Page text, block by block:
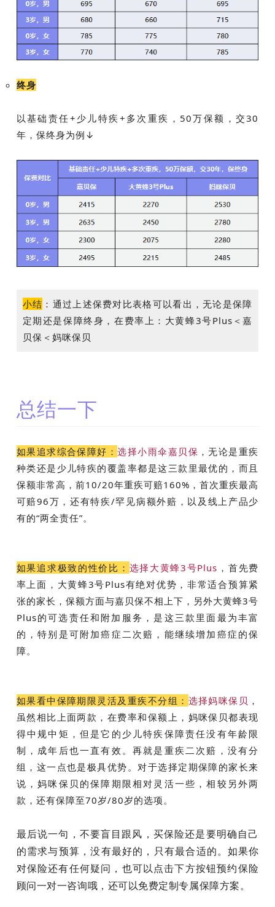
终身
以基础责任+少儿特疾+多次重疾，50万保额，交30
年，保终身为例↓
小结 ： 通过上述保费对比表格可以看出，无论是保障
定期还是保障终身，在费率上：大黄蜂3号Plus＜嘉
贝保＜妈咪保贝
总结一下
如果追求综合保障好：选择小雨伞嘉贝保 ，无论是重疾
种类还是少儿特疾的覆盖率都是这三款里最优的，而且
保额非常高，前10/20年重疾可赔160%，首次重疾最高
可赔96万，还有特疾/罕见病额外赔，以及线上产品少
有的“两全责任”。
如果追求极致的性价比： 选择大黄蜂3号Plus ，首先费
率上面，大黄蜂3号Plus有绝对优势，非常适合预算紧
张的家长，保额方面与嘉贝保不相上下，另外大黄蜂3号
Plus的可选责任和附加服务，是这三款里面最为丰富
的，特别是可附加癌症二次赔，能继续增加癌症的保
障。
如果看中保障期限灵活及重疾不分组： 选择妈咪保贝 ，
虽然相比上面两款，在费率和保额上，妈咪保贝都表现
得中规中矩，但是它的少儿特疾保障责任没有年龄限
制，成年后也一直有效。再就是重疾二次赔，没有分
组，这一点也是极具优势。对于选择定期保障的家长来
说，妈咪保贝的保障期限相对灵活一些，相较另外两
款，还有保障至70岁/80岁的选项。
最后说一句，不要盲目跟风，买保险还是要明确自己
的需求与预算，没有最好的，只有最合适的。如果你
对保险还有任何疑问，也可以点击下方按钮预约保险
顾问一对一咨询哦，还可以免费定制专属保障方案。